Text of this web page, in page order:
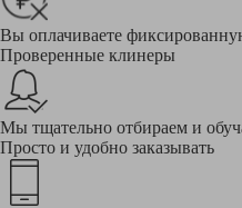
Вы оплачиваете
Проверенные клинеры
Мы тщательно отбираем и
Просто и удобно заказывать